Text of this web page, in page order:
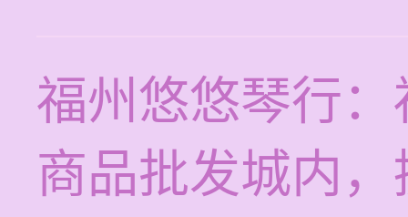
福州悠悠琴行
商品批发城内